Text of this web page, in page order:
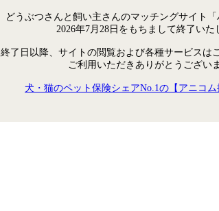
どうぶつさんと飼い主さんのマッチングサイト「
2026年7月28日をもちまして終了いた
終了日以降、サイトの閲覧および各種サービスは
ご利用いただきありがとうござい
犬・猫のペット保険シェアNo.1の【アニコ